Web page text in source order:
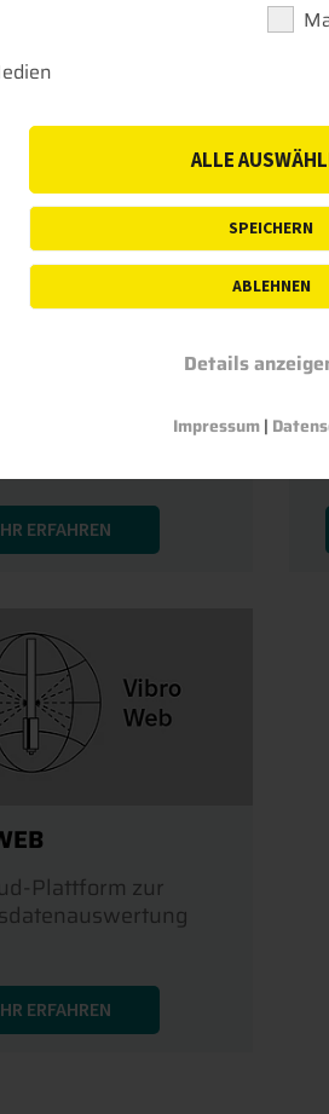
werden
oder zur
Die digitale
ist
und beinhaltet
ERFAHREN
Plattform zur
ERFAHREN
ALLE
SPEICHERN
ABLEHNEN
Details
Impressum|